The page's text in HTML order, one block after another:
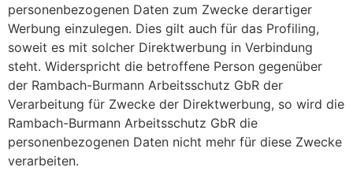
personenbezogenen Daten zum Zwecke derartiger
Werbung einzulegen. Dies gilt auch für das Profiling,
soweit es mit solcher Direktwerbung in Verbindung
steht. Widerspricht die betroffene Person gegenüber
der Rambach-Burmann Arbeitsschutz GbR der
Verarbeitung für Zwecke der Direktwerbung, so wird die
Rambach-Burmann Arbeitsschutz GbR die
personenbezogenen Daten nicht mehr für diese Zwecke
verarbeiten.